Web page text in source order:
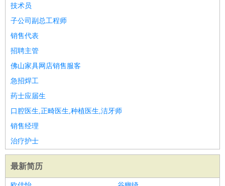
技术员
子公司副总工程师
销售代表
招聘主管
佛山家具网店销售服客
急招焊工
药士应届生
口腔医生,正畸医生,种植医生,洁牙师
销售经理
治疗护士
最新简历